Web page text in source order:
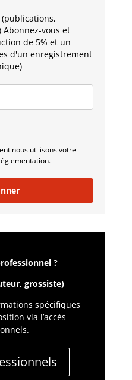
Abonnez-vous et
de 5% et un
d'un enregistrement
nous utilisons votre
?
grossiste)
spécifiques
via l’accès
.